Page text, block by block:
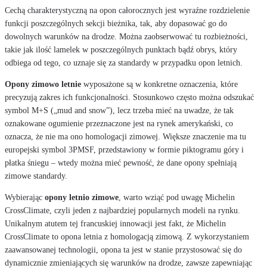
Cechą charakterystyczną na opon całorocznych jest wyraźne rozdzielenie
funkcji poszczególnych sekcji bieżnika, tak, aby dopasować go do
dowolnych warunków na drodze. Można zaobserwować tu rozbieżności,
takie jak ilość lamelek w poszczególnych punktach bądź obrys, który
odbiega od tego, co uznaje się za standardy w przypadku opon letnich.
Opony zimowo letnie wyposażone są w konkretne oznaczenia, które
precyzują zakres ich funkcjonalności. Stosunkowo często można odszukać
symbol M+S („mud and snow”), lecz trzeba mieć na uwadze, że tak
oznakowane ogumienie przeznaczone jest na rynek amerykański, co
oznacza, że nie ma ono homologacji zimowej. Większe znaczenie ma tu
europejski symbol 3PMSF, przedstawiony w formie piktogramu góry i
płatka śniegu – wtedy można mieć pewność, że dane opony spełniają
zimowe standardy.
Wybierając opony letnio zimowe , warto wziąć pod uwagę Michelin
CrossClimate, czyli jeden z najbardziej popularnych modeli na rynku.
Unikalnym atutem tej francuskiej innowacji jest fakt, że Michelin
CrossClimate to opona letnia z homologacją zimową. Z wykorzystaniem
zaawansowanej technologii, opona ta jest w stanie przystosować się do
dynamicznie zmieniających się warunków na drodze, zawsze zapewniając